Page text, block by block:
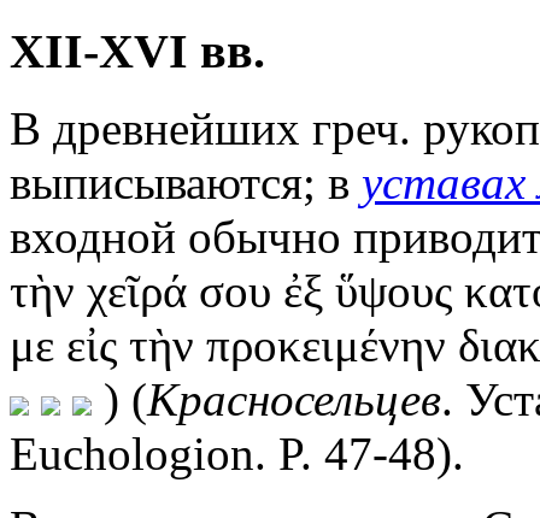
XII-XVI вв.
В древнейших греч.
выписываются; в уставах
входной обычно
τὴν χεῖρά σου ἐξ ὕψους
με εἰς τὴν προκειμένην
) (Красносельцев.
Euchologion. P. 47-48).